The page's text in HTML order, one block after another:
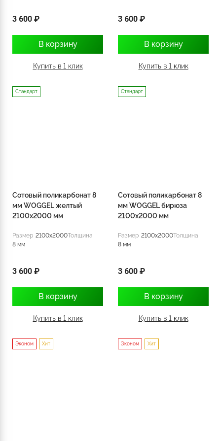
3 600 ₽
В корзину
Купить в 1 клик
3 600 ₽
В корзину
Купить в 1 клик
Стандарт
Сотовый поликарбонат 8
мм WOGGEL желтый
2100х2000 мм
Размер 2100x2000Толщина
8 мм
3 600 ₽
В корзину
Купить в 1 клик
Стандарт
Сотовый поликарбонат 8
мм WOGGEL бирюза
2100х2000 мм
Размер 2100x2000Толщина
8 мм
3 600 ₽
В корзину
Купить в 1 клик
Эконом Хит Эконом Хит